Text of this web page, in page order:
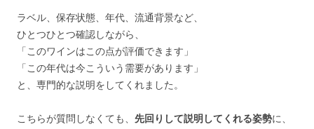
ラベル、保存状態、年代、流通背景など、
ひとつひとつ確認しながら、
「このワインはこの点が評価できます」
「この年代は今こういう需要があります」
と、専門的な説明をしてくれました。
こちらが質問しなくても、 先回りして説明してくれる姿勢に、